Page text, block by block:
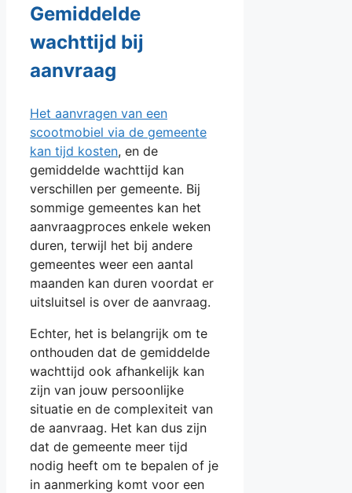
Gemiddelde
wachttijd bij
aanvraag
Het aanvragen van een
scootmobiel via de gemeente
kan tijd kosten, en de
gemiddelde wachttijd kan
verschillen per gemeente. Bij
sommige gemeentes kan het
aanvraagproces enkele weken
duren, terwijl het bij andere
gemeentes weer een aantal
maanden kan duren voordat er
uitsluitsel is over de aanvraag.
Echter, het is belangrijk om te
onthouden dat de gemiddelde
wachttijd ook afhankelijk kan
zijn van jouw persoonlijke
situatie en de complexiteit van
de aanvraag. Het kan dus zijn
dat de gemeente meer tijd
nodig heeft om te bepalen of je
in aanmerking komt voor een